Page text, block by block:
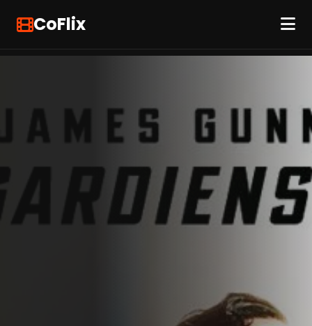
CoFlix